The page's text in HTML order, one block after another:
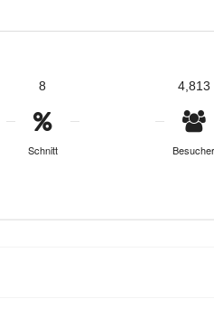
8
Schnitt
4,813
Besucher